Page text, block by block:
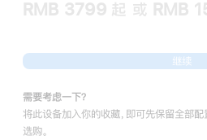
RMB 3799起 或 RMB
继续
需要考虑一下？
将此设备加入你的收藏，即可先保留全部
选购。